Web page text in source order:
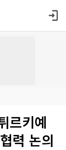
르키예
력 논의